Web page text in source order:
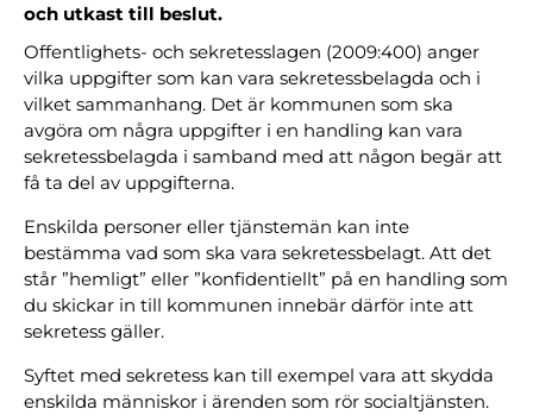
och utkast till beslut.
Offentlighets- och sekretesslagen (2009:400) anger
vilka uppgifter som kan vara sekretessbelagda och i
vilket sammanhang. Det är kommunen som ska
avgöra om några uppgifter i en handling kan vara
sekretessbelagda i samband med att någon begär att
få ta del av uppgifterna.
Enskilda personer eller tjänstemän kan inte
bestämma vad som ska vara sekretessbelagt. Att det
står ”hemligt” eller ”konfidentiellt” på en handling som
du skickar in till kommunen innebär därför inte att
sekretess gäller.
Syftet med sekretess kan till exempel vara att skydda
enskilda människor i ärenden som rör socialtjänsten.